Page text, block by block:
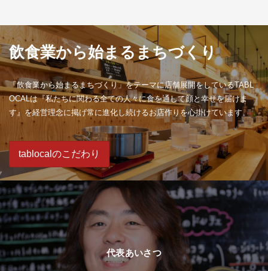
飲食業から始まるまちづくり
「飲食業から始まるまちづくり」をテーマに店舗展開をしているTABL
OCALは『私たちに関わる全ての人々に食を通して顔と幸せを届けま
す』を経営理念に掲げ常に進化し続けるお店作りを心掛けています。
tablocalのこだわり
代表あいさつ